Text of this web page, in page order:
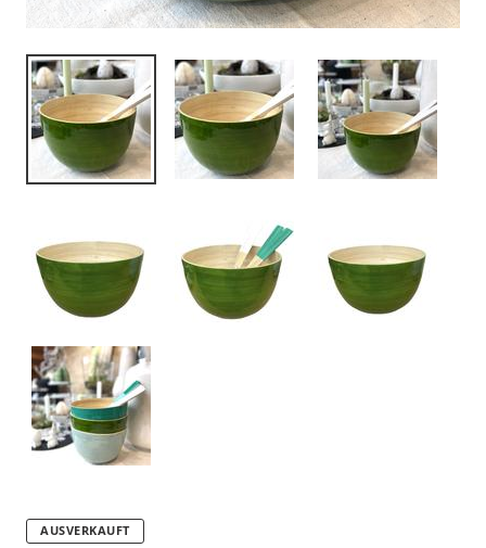
AUSVERKAUFT